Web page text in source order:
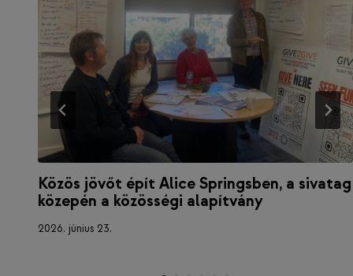
Közös jövőt épít Alice Springsben, a sivatag
közepén a közösségi alapítvány
2026. június 23.